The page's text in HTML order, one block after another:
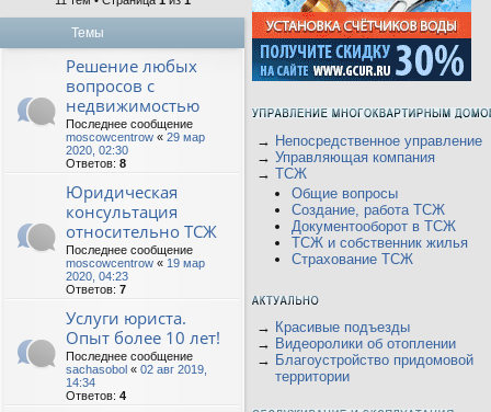
Темы
Решение любых
вопросов с
недвижимостью
Последнее сообщение
moscowcentrow « 29 мар
2020, 02:30
Ответов: 8
Юридическая
консультация
относительно ТСЖ
Последнее сообщение
moscowcentrow « 19 мар
2020, 04:23
Ответов: 7
Услуги юриста.
Опыт более 10 лет!
Последнее сообщение
sachasobol « 02 авг 2019,
14:34
Ответов: 4
→ Непосредственное управление
→ Управляющая компания
→ ТСЖ
Общие вопросы
Создание, работа ТСЖ
Документооборот в ТСЖ
ТСЖ и собственник жилья
Страхование ТСЖ
→ Красивые подъезды
→ Видеоролики об отоплении
→ Благоустройство придомовой
территории